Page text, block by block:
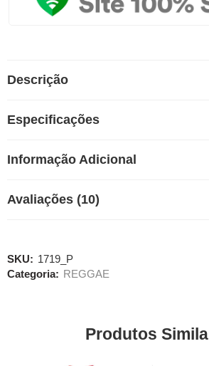
Descrição
Especificações
Informação Adicional
Avaliações (10)
SKU: 1719_P
Categoria: REGGAE
Produtos